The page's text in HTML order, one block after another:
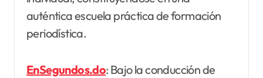
auténtica escuela práctica de formación
periodística.
EnSegundos.do: Bajo la conducción de